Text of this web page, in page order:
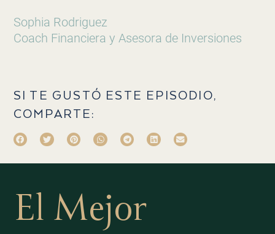
Sophia Rodriguez
Coach Financiera y Asesora de Inversiones
SI TE GUSTÓ ESTE EPISODIO,
COMPARTE:
El Mejor